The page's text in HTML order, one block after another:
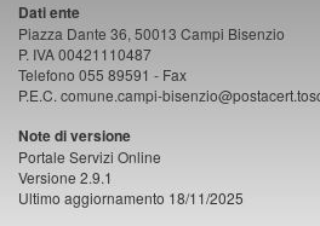
Dati ente
Piazza Dante 36, 50013 Campi Bisenzio
P. IVA 00421110487
Telefono 055 89591 - Fax
P.E.C. comune.campi-
Note di versione
Portale Servizi Online
Versione 2.9.1
Ultimo aggiornamento 18/11/2025